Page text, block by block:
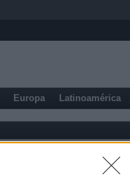
Europa Latinoamérica